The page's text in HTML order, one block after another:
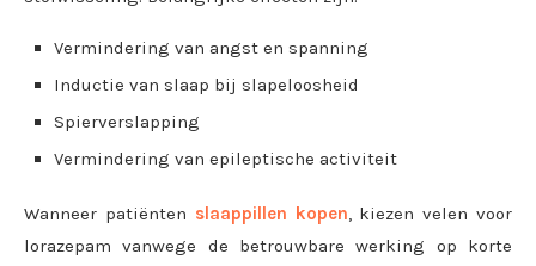
Vermindering van angst en spanning
Inductie van slaap bij slapeloosheid
Spierverslapping
Vermindering van epileptische activiteit
Wanneer patiënten slaappillen kopen, kiezen velen voor
lorazepam vanwege de betrouwbare werking op korte